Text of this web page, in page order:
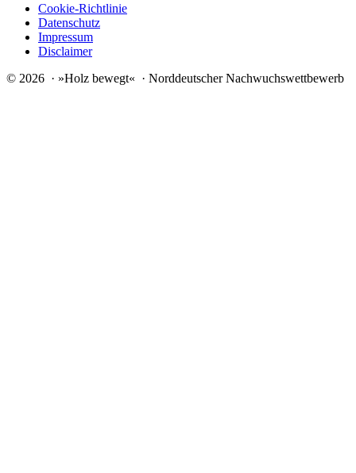
Cookie-Richtlinie
Datenschutz
Impressum
Disclaimer
© 2026 · »Holz bewegt« · Norddeutscher Nachwuchswettbewerb